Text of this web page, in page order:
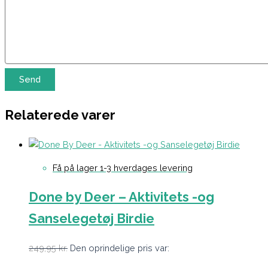
Relaterede varer
Få på lager 1-3 hverdages levering
Done by Deer – Aktivitets -og
Sanselegetøj Birdie
249,95kr. Den oprindelige pris var: